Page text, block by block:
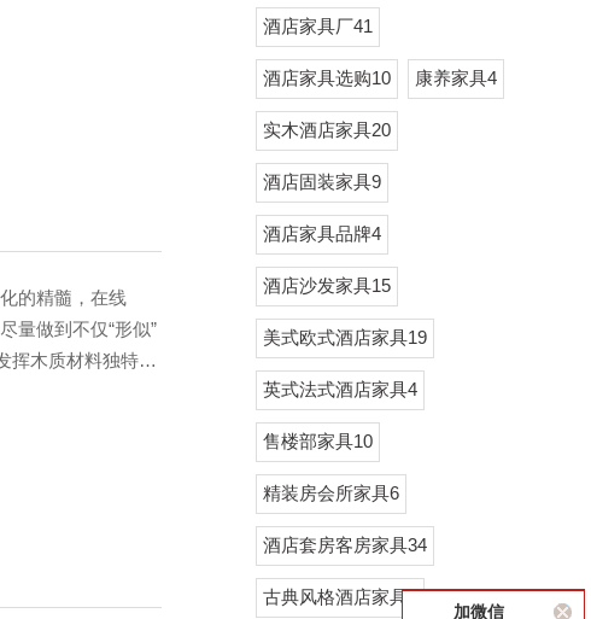
的精髓，在线
量做到不仅“形似”
挥木质材料独特的
达到返朴归真的
酒店家具厂41
酒店家具选购10 康养家具4
实木酒店家具20
酒店固装家具9
酒店家具品牌4
酒店沙发家具15
美式欧式酒店家具19
英式法式酒店家具4
售楼部家具10
精装房会所家具6
酒店套房客房家具34
古典风格酒店家具7
加微信